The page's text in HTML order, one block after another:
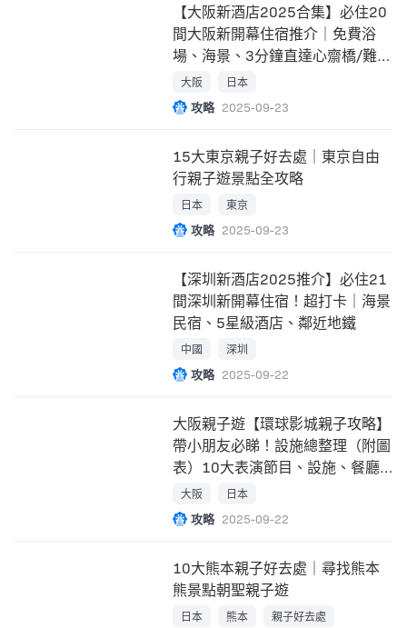
【大阪新酒店2025合集】必住20
間大阪新開幕住宿推介｜免費浴
場、海景、3分鐘直達心齋橋/難
波/梅田站
大阪 日本
攻略 2025-09-23
15大東京親子好去處｜東京自由
行親子遊景點全攻略
日本 東京
攻略 2025-09-23
【深圳新酒店2025推介】必住21
間深圳新開幕住宿！超打卡｜海景
民宿、5星級酒店、鄰近地鐵
中國 深圳
攻略 2025-09-22
大阪親子遊【環球影城親子攻略】
帶小朋友必睇！設施總整理（附圖
表）10大表演節目、設施、餐廳
指南！
大阪 日本
攻略 2025-09-22
10大熊本親子好去處｜尋找熊本
熊景點朝聖親子遊
日本 熊本 親子好去處